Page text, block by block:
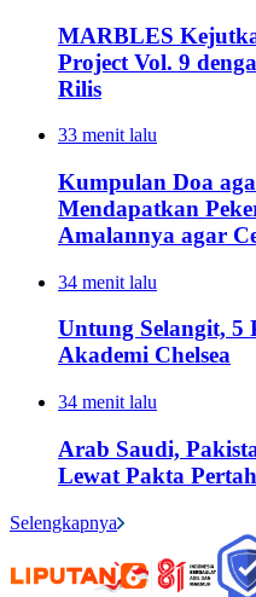
MARBLES
Project Vol. 9
Rilis
33 menit lalu
Kumpulan Doa
Mendapatkan
Amalannya agar
34 menit lalu
Untung Selangit, 5
Akademi Chelsea
34 menit lalu
Arab Saudi,
Lewat Pakta
Selengkapnya